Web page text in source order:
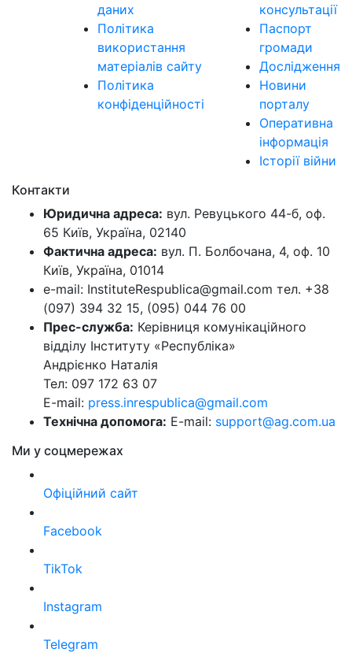
даних
Політика
використання
матеріалів сайту
Політика
конфіденційності
консультації
Паспорт
громади
Дослідження
Новини
порталу
Оперативна
інформація
Історії війни
Контакти
Юридична адреса: вул. Ревуцького 44-б, оф.
65 Київ, Україна, 02140
Фактична адреса: вул. П. Болбочана, 4, оф. 10
Київ, Україна, 01014
e-mail: InstituteRespublica@gmail.com тел. +38
(097) 394 32 15, (095) 044 76 00
Прес-служба: Керівниця комунікаційного
відділу Інституту «Республіка»
Андрієнко Наталія
Тел: 097 172 63 07
E-mail: press.inrespublica@gmail.com
Технічна допомога: E-mail: support@ag.com.ua
Ми у соцмережах
Офіційний сайт
Facebook
TikTok
Instagram
Telegram